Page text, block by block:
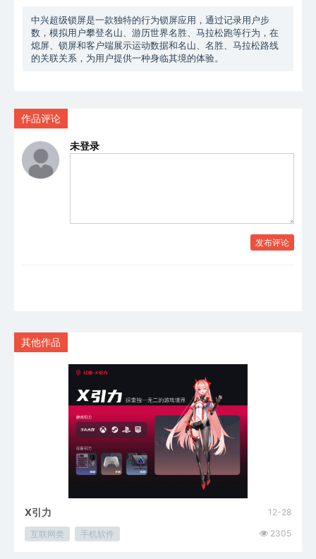
中兴超级锁屏是一款独特的行为锁屏应用，通过记录用户步
数，模拟用户攀登名山、游历世界名胜、马拉松跑等行为，在
熄屏、锁屏和客户端展示运动数据和名山、名胜、马拉松路线
的关联关系，为用户提供一种身临其境的体验。
作品评论
未登录
发布评论
其他作品
X引力 12-28
互联网类 手机软件 2305